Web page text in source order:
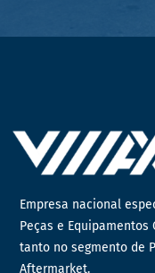
Empresa nacional
Peças e
tanto no segmento de
Aftermarket.